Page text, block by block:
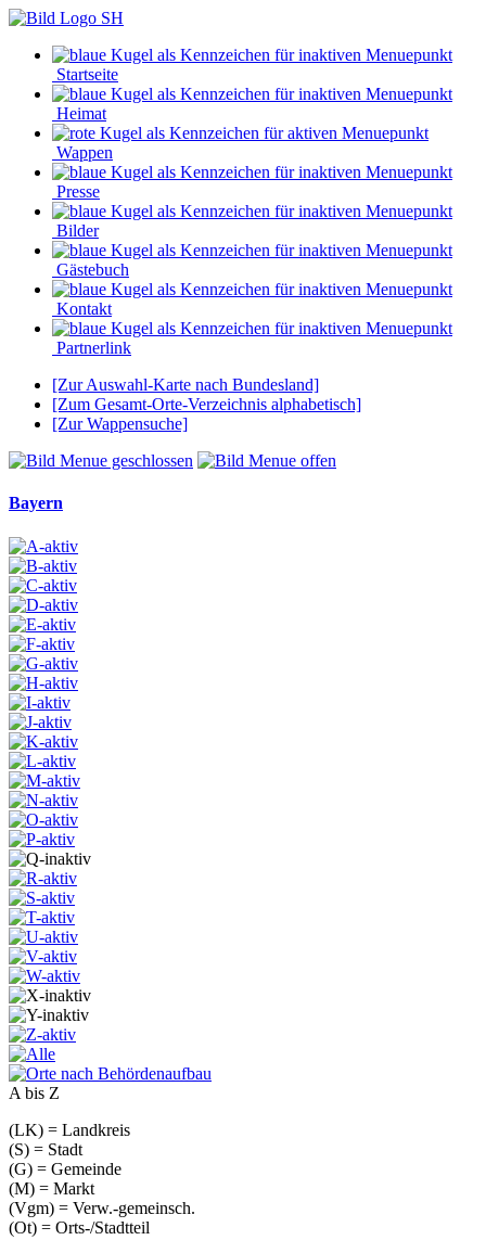
Startseite
Heimat
Wappen
Presse
Bilder
Gästebuch
Kontakt
Partnerlink
[Zur Auswahl-Karte nach Bundesland]
[Zum Gesamt-Orte-Verzeichnis alphabetisch]
[Zur Wappensuche]
Bayern
A bis Z
(LK) = Landkreis
(S) = Stadt
(G) = Gemeinde
(M) = Markt
(Vgm) = Verw.-gemeinsch.
(Ot) = Orts-/Stadtteil